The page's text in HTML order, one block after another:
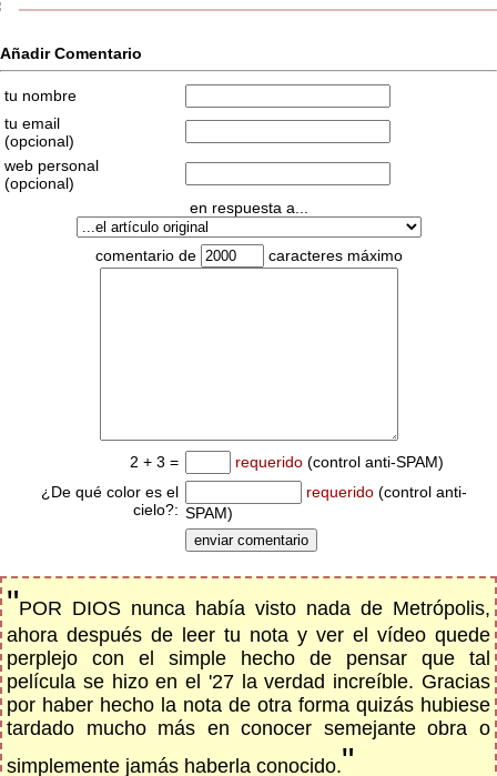
Añadir Comentario
tu nombre
tu email
(opcional)
web personal
(opcional)
en respuesta a...
comentario de caracteres máximo
2 + 3 = requerido (control anti-SPAM)
¿De qué color es el
cielo?:
requerido (control anti-
SPAM)
"POR DIOS nunca había visto nada de Metrópolis,
ahora después de leer tu nota y ver el vídeo quede
perplejo con el simple hecho de pensar que tal
película se hizo en el '27 la verdad increíble. Gracias
por haber hecho la nota de otra forma quizás hubiese
tardado mucho más en conocer semejante obra o
simplemente jamás haberla conocido."